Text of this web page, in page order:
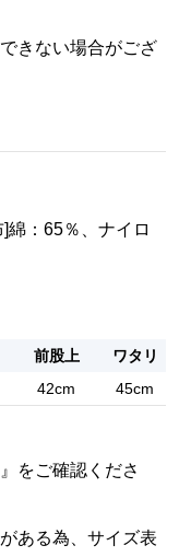
きない場合がござ
綿：65％、ナイロ
前股上
ワタリ
42cm 45cm
』をご確認くださ
ある為、サイズ表